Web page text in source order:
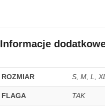
Informacje
ROZMIAR S, M, L,
FLAGA TAK